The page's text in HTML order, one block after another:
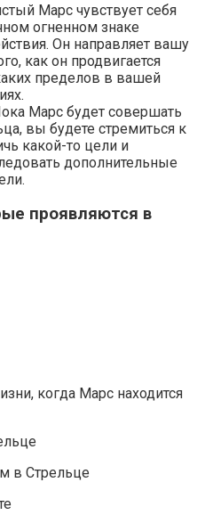
Марс чувствует себя
огненном знаке
Он направляет вашу
как он продвигается
пределов в вашей
Марс будет совершать
вы будете стремиться к
какой-то цели и
дополнительные
проявляются в
когда Марс находится
в Стрельце